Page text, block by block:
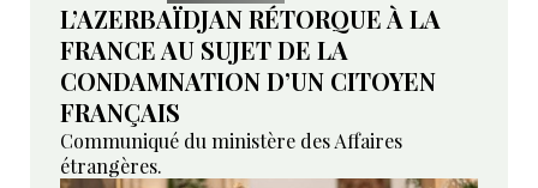
L’AZERBAÏDJAN RÉTORQUE À LA
FRANCE AU SUJET DE LA
CONDAMNATION D’UN CITOYEN
FRANÇAIS
Communiqué du ministère des Affaires
étrangères.